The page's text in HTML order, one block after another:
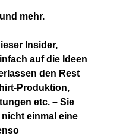
mehr.
Insider,
auf die Ideen
den Rest
Produktion,
etc. – Sie
nichteinmal eine